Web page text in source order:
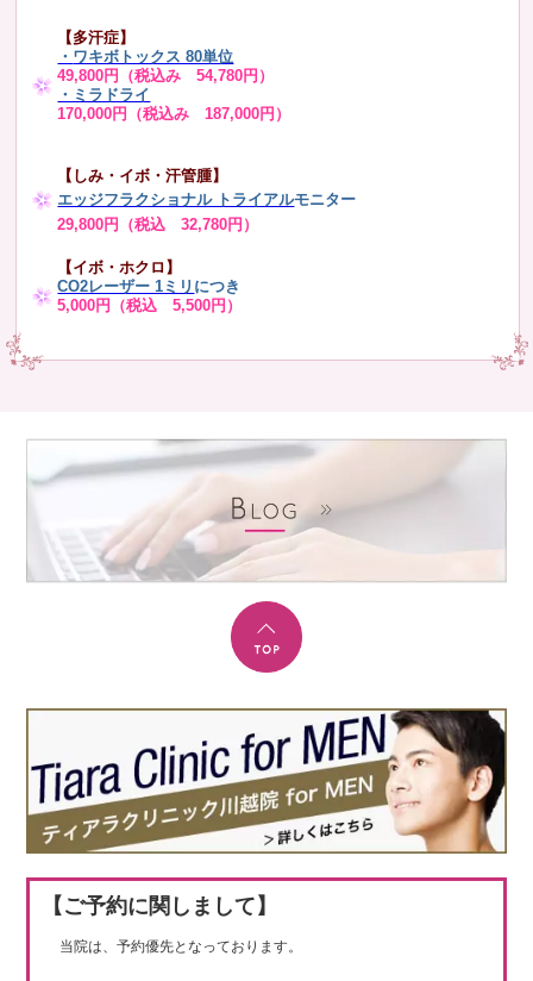
【多汗症】
・ ワキボトックス 80単位
49,800円（税込み 54,780円）
・ミラドライ
170,000円（税込み 187,000円）
【しみ・イボ・汗管腫】
エッジフラクショナル トライアルモニター
29,800円（税込 32,780円）
【イボ・ホクロ】
CO2レーザー 1ミリ につき
5,000円（税込 5,500円）
【ご予約に関しまして】
当院は、予約優先となっております。